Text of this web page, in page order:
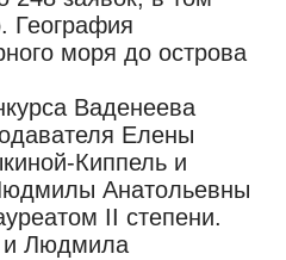
География
моря до острова
Ваденеева
Елены
Киппель и
Анатольевны
II степени.
и Людмила